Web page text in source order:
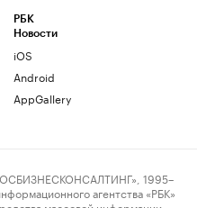
РБК
Новости
iOS
Android
AppGallery
1995–
агентства «РБК»